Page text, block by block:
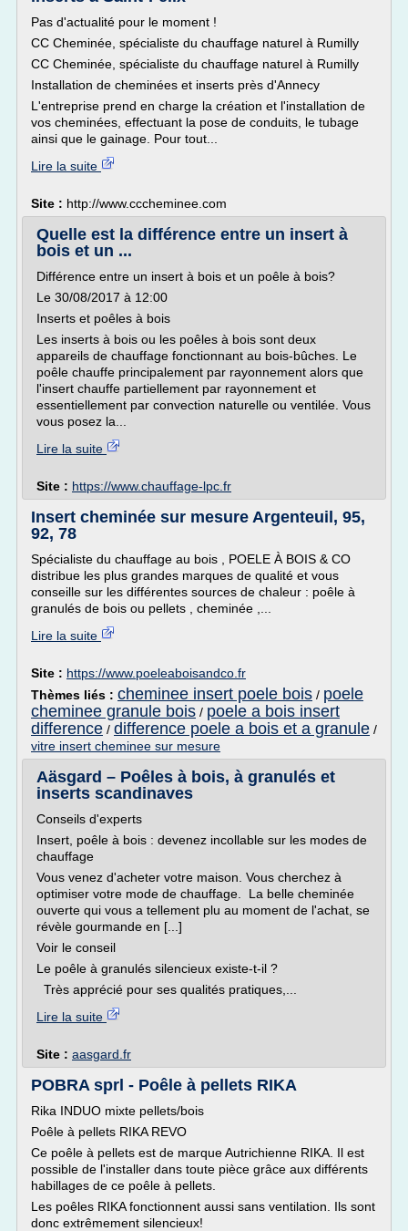
Pas d'actualité pour le moment !
CC Cheminée, spécialiste du chauffage naturel à Rumilly
CC Cheminée, spécialiste du chauffage naturel à Rumilly
Installation de cheminées et inserts près d'Annecy
L'entreprise prend en charge la création et l'installation de
vos cheminées, effectuant la pose de conduits, le tubage
ainsi que le gainage. Pour tout...
Lire la suite
Site : http://www.cccheminee.com
Quelle est la différence entre un insert à
bois et un ...
Différence entre un insert à bois et un poêle à bois?
Le 30/08/2017 à 12:00
Inserts et poêles à bois
Les inserts à bois ou les poêles à bois sont deux
appareils de chauffage fonctionnant au bois-bûches. Le
poêle chauffe principalement par rayonnement alors que
l'insert chauffe partiellement par rayonnement et
essentiellement par convection naturelle ou ventilée. Vous
vous posez la...
Lire la suite
Site : https://www.chauffage-lpc.fr
Insert cheminée sur mesure Argenteuil, 95,
92, 78
Spécialiste du chauffage au bois , POELE À BOIS & CO
distribue les plus grandes marques de qualité et vous
conseille sur les différentes sources de chaleur : poêle à
granulés de bois ou pellets , cheminée ,...
Lire la suite
Site : https://www.poeleaboisandco.fr
Thèmes liés : cheminee insert poele bois / poele
cheminee granule bois / poele a bois insert
difference / difference poele a bois et a granule /
vitre insert cheminee sur mesure
Aäsgard – Poêles à bois, à granulés et
inserts scandinaves
Conseils d'experts
Insert, poêle à bois : devenez incollable sur les modes de
chauffage
Vous venez d'acheter votre maison. Vous cherchez à
optimiser votre mode de chauffage. La belle cheminée
ouverte qui vous a tellement plu au moment de l'achat, se
révèle gourmande en [...]
Voir le conseil
Le poêle à granulés silencieux existe-t-il ?
Très apprécié pour ses qualités pratiques,...
Lire la suite
Site : aasgard.fr
POBRA sprl - Poêle à pellets RIKA
Rika INDUO mixte pellets/bois
Poêle à pellets RIKA REVO
Ce poêle à pellets est de marque Autrichienne RIKA. Il est
possible de l'installer dans toute pièce grâce aux différents
habillages de ce poêle à pellets.
Les poêles RIKA fonctionnent aussi sans ventilation. Ils sont
donc extrêmement silencieux!